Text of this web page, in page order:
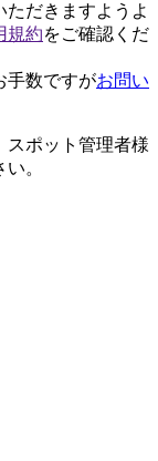
ただきますようよ
規約をご確認くだ
手数ですがお問い
ポット管理者様
。